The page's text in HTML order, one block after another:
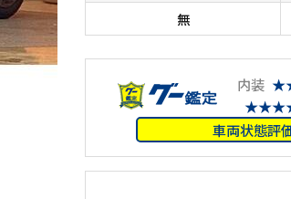
■□■□■ オールメーカーのお車が総
す！！ 在庫に無いお車もお探しし
無
内装
車両状態評